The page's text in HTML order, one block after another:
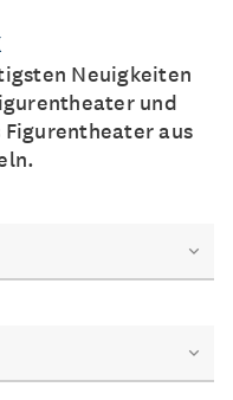
Neuigkeiten
und
aus